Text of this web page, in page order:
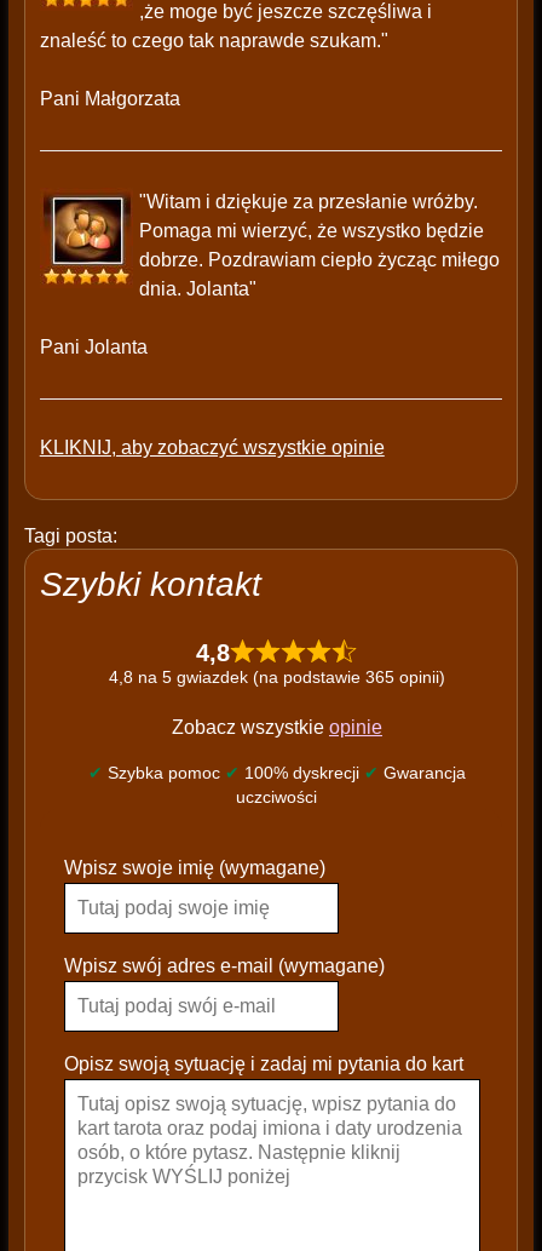
,że moge być jeszcze szczęśliwa i
znaleść to czego tak naprawde szukam."
Pani Małgorzata
"Witam i dziękuje za przesłanie wróżby.
Pomaga mi wierzyć, że wszystko będzie
dobrze. Pozdrawiam ciepło życząc miłego
dnia. Jolanta"
Pani Jolanta
KLIKNIJ, aby zobaczyć wszystkie opinie
Tagi posta:
Szybki kontakt
4,8
4,8 na 5 gwiazdek (na podstawie 365 opinii)
Zobacz wszystkie opinie
✔ Szybka pomoc ✔ 100% dyskrecji ✔ Gwarancja
uczciwości
l
a
s
e
a
Wpisz swoje imię (wymagane)
Wpisz swój adres e-mail (wymagane)
Opisz swoją sytuację i zadaj mi pytania do kart